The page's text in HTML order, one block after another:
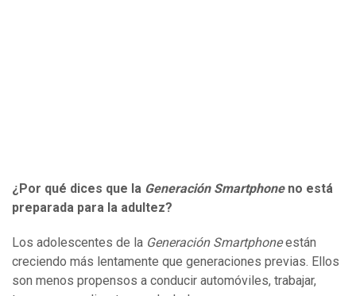
¿Por qué dices que la Generación Smartphoneno está
preparada para la adultez?
Los adolescentes de la Generación Smartphoneestán
creciendo más lentamente que generaciones previas. Ellos
son menos propensos a conducir automóviles, trabajar,